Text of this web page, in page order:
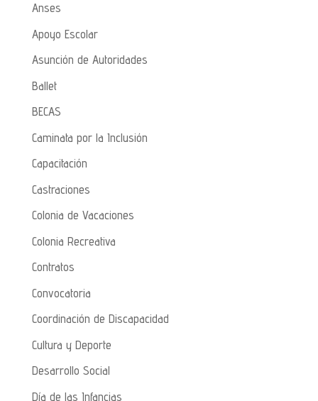
Anses
Apoyo Escolar
Asunción de Autoridades
Ballet
BECAS
Caminata por la Inclusión
Capacitación
Castraciones
Colonia de Vacaciones
Colonia Recreativa
Contratos
Convocatoria
Coordinación de Discapacidad
Cultura y Deporte
Desarrollo Social
Día de las Infancias